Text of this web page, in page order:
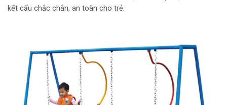
kết cấu chắc chắn, an toàn cho trẻ.